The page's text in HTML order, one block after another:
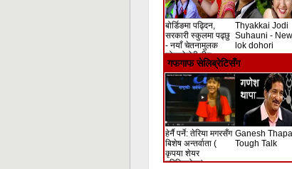
बोर्डिङमा पढ्दिन,
सरकारी स्कुलमा पढ्छु
- नयाँ चेतनामुलक
लोकदोहोरी गीत
Thyakkai Jodi
Suhauni - New
lok dohori
गफगाफ सेलिब्रेटिसँग
हेर्नै पर्ने: तेरिया मगरसँग
बिशेष अन्तर्वाता (
कृपया शेयर
गरिदिनुहोला)
Ganesh
Tough Talk